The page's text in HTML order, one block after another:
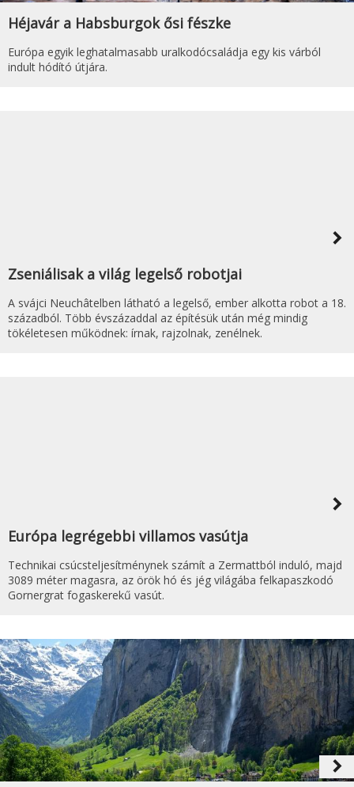
Héjavár a Habsburgok ősi fészke
Európa egyik leghatalmasabb uralkodócsaládja egy kis várból
indult hódító útjára.
navigate_next
Zseniálisak a világ legelső robotjai
A svájci Neuchâtelben látható a legelső, ember alkotta robot a 18.
századból. Több évszázaddal az építésük után még mindig
tökéletesen működnek: írnak, rajzolnak, zenélnek.
navigate_next
Európa legrégebbi villamos vasútja
Technikai csúcsteljesítménynek számít a Zermattból induló, majd
3089 méter magasra, az örök hó és jég világába felkapaszkodó
Gornergrat fogaskerekű vasút.
navigate_next